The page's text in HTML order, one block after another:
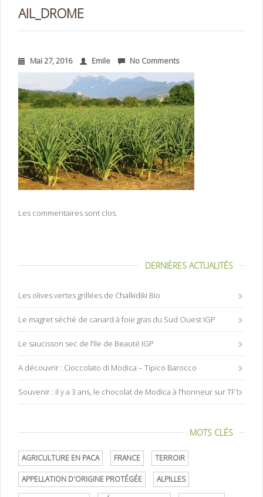
AIL_DROME
Mai 27, 2016 Emile No Comments
Les commentaires sont clos.
DERNIÈRES ACTUALITÉS
Les olives vertes grillées de Chalkidiki Bio
Le magret séché de canard à foie gras du Sud Ouest IGP
Le saucisson sec de l’Ile de Beauté IGP
A découvrir : Cioccolato di Modica – Tipico Barocco
Souvenir : il y a 3 ans, le chocolat de Modica à l’honneur sur TF1
MOTS CLÉS
AGRICULTURE EN PACA FRANCE TERROIR
APPELLATION D'ORIGINE PROTÉGÉE ALPILLES